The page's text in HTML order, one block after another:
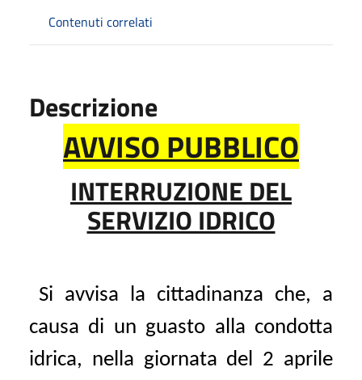
Contenuti correlati
Descrizione
AVVISO PUBBLICO
INTERRUZIONE DEL
SERVIZIO IDRICO
Si avvisa la cittadinanza che, a
causa di un guasto alla condotta
idrica, nella giornata del 2 aprile